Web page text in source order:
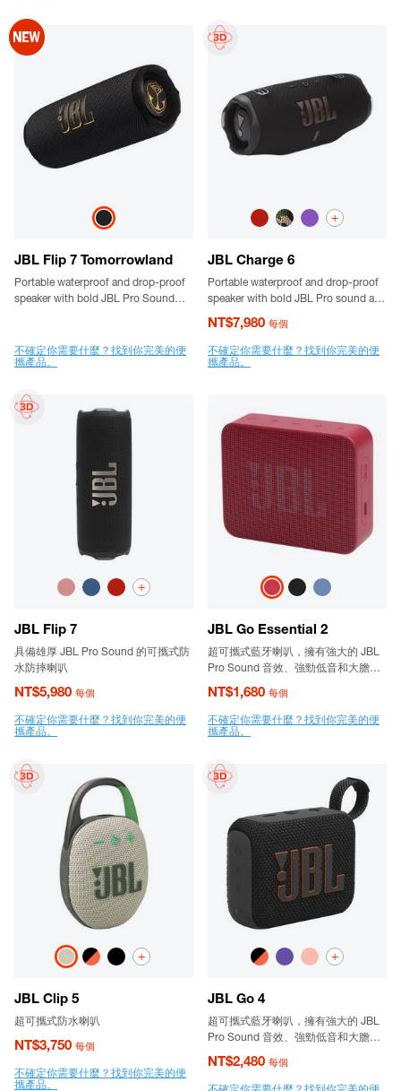
JBL Flip 7 Tomorrowland
Portable waterproof and drop-proof
speaker with bold JBL Pro Sound
不確定你需要什麼？找到你完美的便
攜產品。
JBL Charge 6
Portable waterproof and drop-proof
speaker with bold JBL Pro sound and
a removable handle strap.
NT$7,980 每個
+
不確定你需要什麼？找到你完美的便
攜產品。
JBL Flip 7
具備雄厚 JBL Pro Sound 的可攜式防
水防摔喇叭
NT$5,980 每個
+
不確定你需要什麼？找到你完美的便
攜產品。
JBL Go Essential 2
超可攜式藍牙喇叭，擁有強大的 JBL
Pro Sound 音效、強勁低音和大膽的
風格。
NT$1,680 每個
不確定你需要什麼？找到你完美的便
攜產品。
JBL Clip 5
超可攜式防水喇叭
NT$3,750 每個
+
不確定你需要什麼？找到你完美的便
攜產品。
JBL Go 4
超可攜式藍牙喇叭，擁有強大的 JBL
Pro Sound 音效、強勁低音和大膽的
風格。
NT$2,480 每個
+